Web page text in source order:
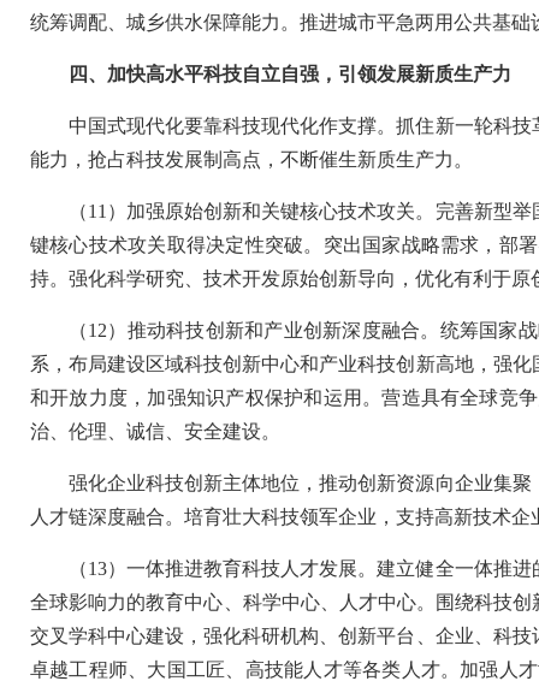
统筹调配、城乡供水保障能力。推进城市平急两用公共基础
四、加快高水平科技自立自强，引领发展新质生产力
中国式现代化要靠科技现代化作支撑。抓住新一轮科
能力，抢占科技发展制高点，不断催生新质生产力。
（11）加强原始创新和关键核心技术攻关。完善新型
键核心技术攻关取得决定性突破。突出国家战略需求，部
持。强化科学研究、技术开发原始创新导向，优化有利于
（12）推动科技创新和产业创新深度融合。统筹国
系，布局建设区域科技创新中心和产业科技创新高地，强
和开放力度，加强知识产权保护和运用。营造具有全球竞
治、伦理、诚信、安全建设。
强化企业科技创新主体地位，推动创新资源向企业集
人才链深度融合。培育壮大科技领军企业，支持高新技术
（13）一体推进教育科技人才发展。建立健全一体推
全球影响力的教育中心、科学中心、人才中心。围绕科技
交叉学科中心建设，强化科研机构、创新平台、企业、科
卓越工程师、大国工匠、高技能人才等各类人才。加强人